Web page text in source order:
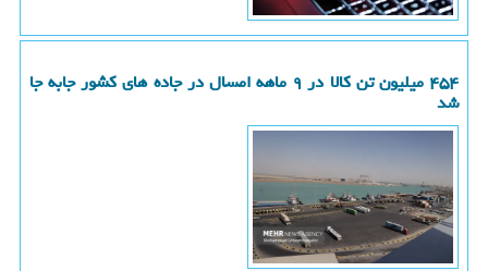
۴۵۴ میلیون تن کالا در ۹ ماهه امسال در جاده های کشور جابه جا
شد